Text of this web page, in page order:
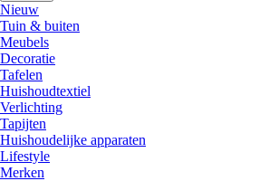
Nieuw
Tuin & buiten
Meubels
Decoratie
Tafelen
Huishoudtextiel
Verlichting
Tapijten
Huishoudelijke apparaten
Lifestyle
Merken